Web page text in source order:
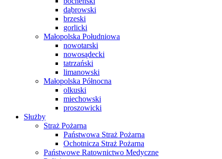
dąbrowski
brzeski
gorlicki
Małopolska Południowa
nowotarski
nowosądecki
tatrzański
limanowski
Małopolska Północna
olkuski
miechowski
proszowicki
Służby
Straż Pożarna
Państwowa Straż Pożarna
Ochotnicza Straż Pożarna
Państwowe Ratownictwo Medyczne